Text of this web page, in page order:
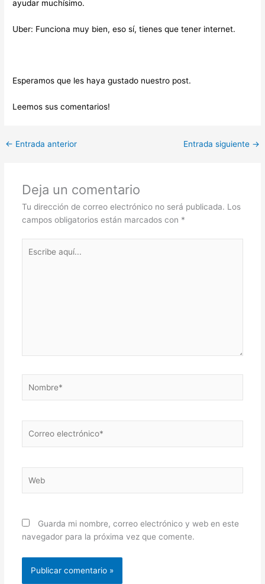
ayudar muchísimo.
Uber: Funciona muy bien, eso sí, tienes que tener internet.
Esperamos que les haya gustado nuestro post.
Leemos sus comentarios!
← Entrada anterior Entrada siguiente →
Deja un comentario
Tu dirección de correo electrónico no será publicada. Los
campos obligatorios están marcados con *
aquí...
electrónico*
Guarda mi nombre, correo electrónico y web en este
navegador para la próxima vez que comente.